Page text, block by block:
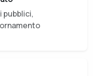
pubblici,